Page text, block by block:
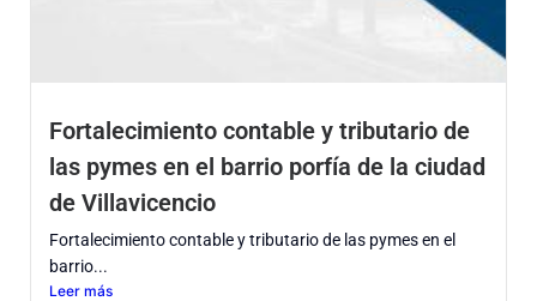
Fortalecimiento contable y tributario de
las pymes en el barrio porfía de la ciudad
de Villavicencio
Fortalecimiento contable y tributario de las pymes en el
barrio...
Leer más